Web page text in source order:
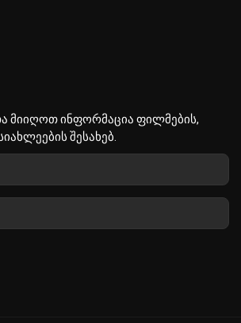
მიიღოთ ინფორმაცია ფილმების,
შესახებ.